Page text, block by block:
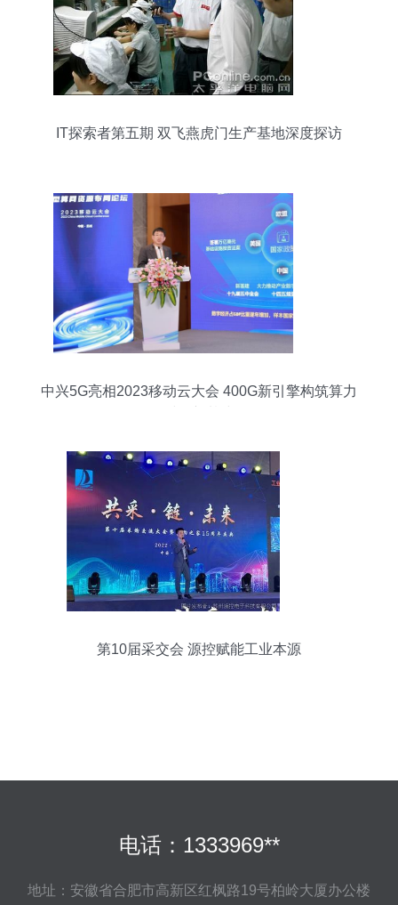
IT探索者第五期 双飞燕虎门生产基地深度探访
中兴5G亮相2023移动云大会 400G新引擎构筑算力
第10届采交会 源控赋能工业本源
电话：1333969**
地址：安徽省合肥市高新区红枫路19号柏岭大厦办公楼